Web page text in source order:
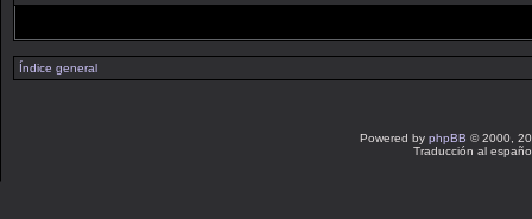
Índice general
Powered by phpBB © 2000,
Traducción al